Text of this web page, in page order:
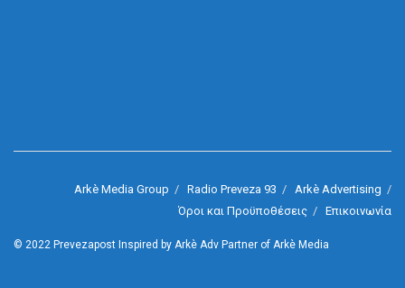
Arkè Media Group Radio Preveza 93
Arkè Advertising
Όροι και Προϋποθέσεις
Επικοινωνία
© 2022 Prevezapost Inspired by Arkè Adv Partner of Arkè Media